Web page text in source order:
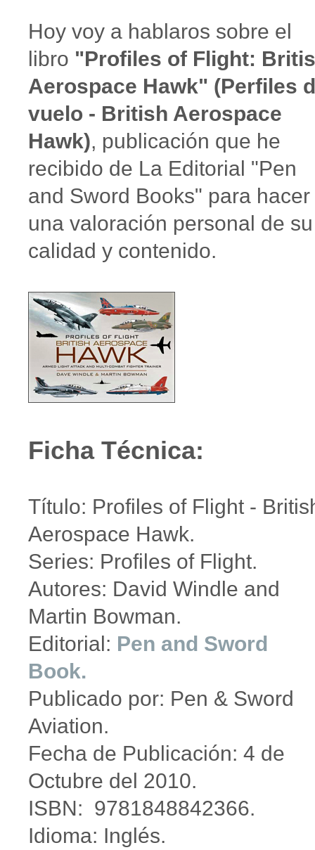
Hoy voy a hablaros sobre el
libro "Profiles of Flight:
Aerospace Hawk" (Perfiles
vuelo - British Aerospace
Hawk), publicación que he
recibido de La Editorial "Pen
and Sword Books" para hacer
una valoración personal de su
calidad y contenido.
Ficha Técnica:
Título: Profiles of Flight -
Aerospace Hawk.
Series: Profiles of Flight.
Autores: David Windle and
Martin Bowman.
Editorial: Pen and Sword
Book.
Publicado por: Pen & Sword
Aviation.
Fecha de Publicación: 4 de
Octubre del 2010.
ISBN: 9781848842366.
Idioma: Inglés.